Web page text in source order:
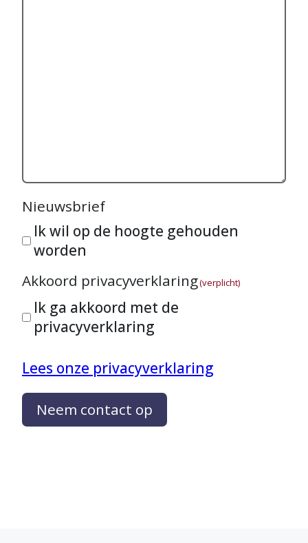
Nieuwsbrief
Ik wil op de hoogte gehouden
worden
Akkoord privacyverklaring(verplicht)
Ik ga akkoord met de
privacyverklaring
Lees onze privacyverklaring
Neem contact op